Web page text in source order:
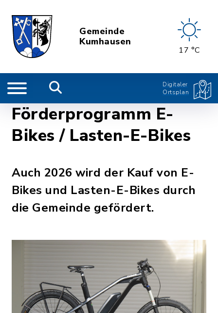
Gemeinde
Kumhausen
17 °C
Digitaler
Ortsplan
Förderprogramm E-
Bikes / Lasten-E-Bikes
Auch 2026 wird der Kauf von E-
Bikes und Lasten-E-Bikes durch
die Gemeinde gefördert.